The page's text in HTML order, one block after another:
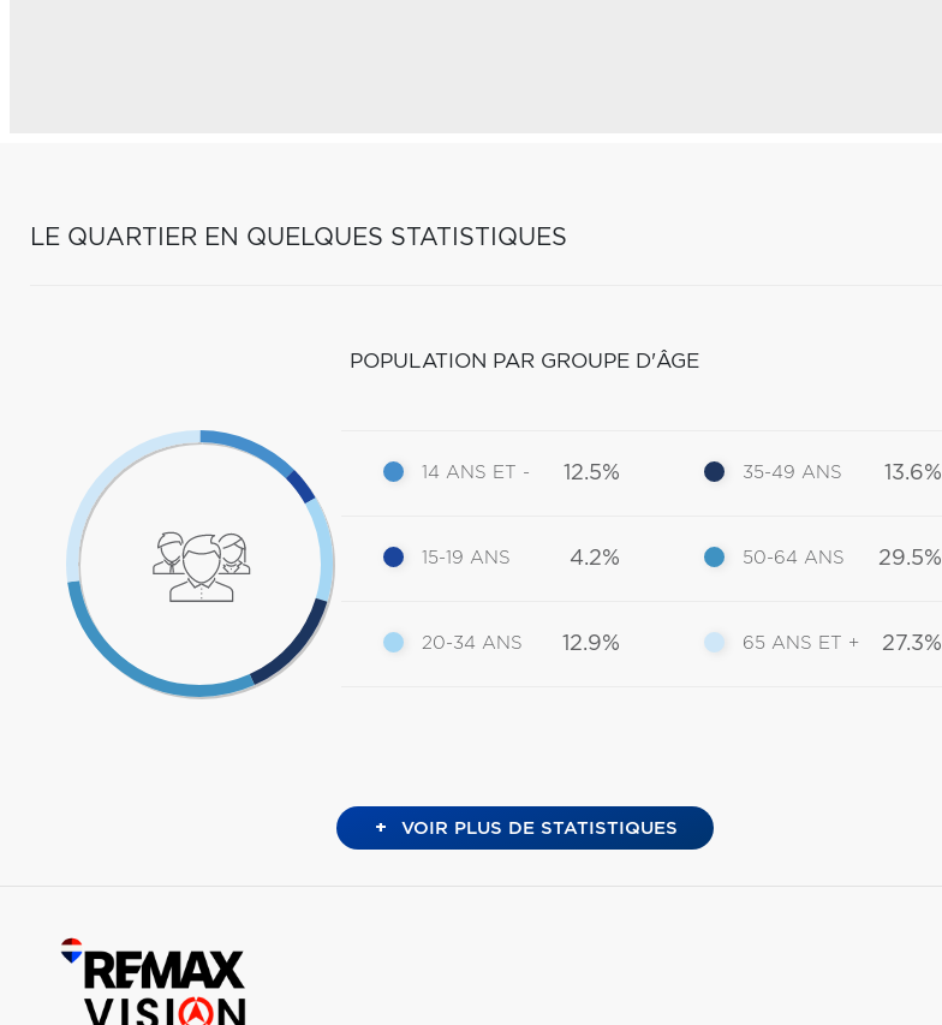
LE QUARTIER EN QUELQUES STATISTIQUES
POPULATION PAR GROUPE D'ÂGE
14 ANS ET - 12.5%
15-19 ANS 4.2%
20-34 ANS 12.9%
35-49 ANS 13.6%
50-64 ANS 29.5%
65 ANS ET + 27.3%
+ VOIR PLUS DE STATISTIQUES